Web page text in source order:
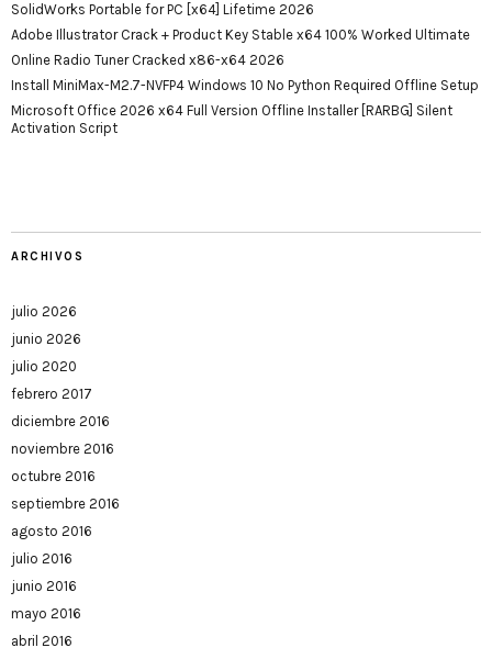
SolidWorks Portable for PC [x64] Lifetime 2026
Adobe Illustrator Crack + Product Key Stable x64 100% Worked Ultimate
Online Radio Tuner Cracked x86-x64 2026
Install MiniMax-M2.7-NVFP4 Windows 10 No Python Required Offline Setup
Microsoft Office 2026 x64 Full Version Offline Installer [RARBG] Silent
Activation Script
ARCHIVOS
julio 2026
junio 2026
julio 2020
febrero 2017
diciembre 2016
noviembre 2016
octubre 2016
septiembre 2016
agosto 2016
julio 2016
junio 2016
mayo 2016
abril 2016